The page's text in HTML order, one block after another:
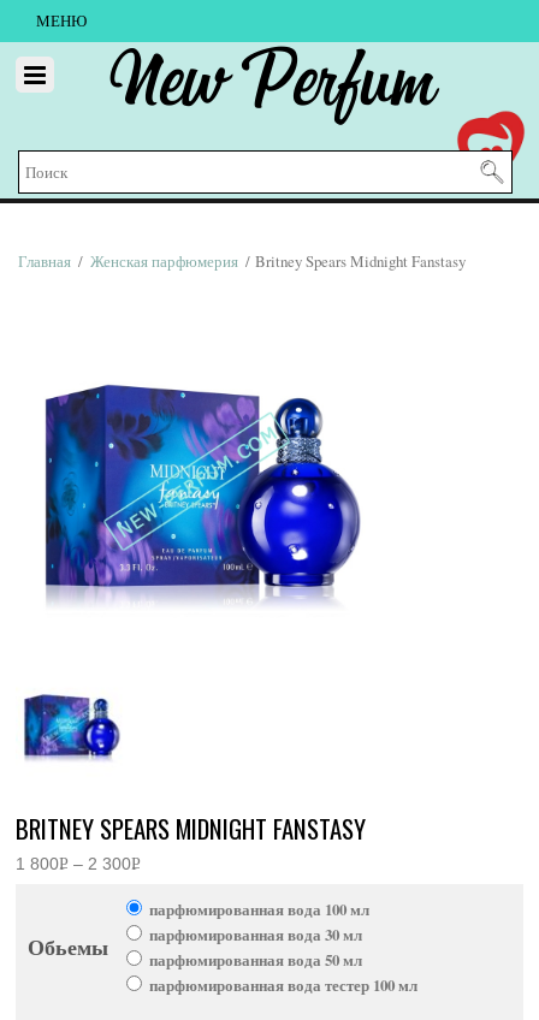
МЕНЮ
New Perfum
Главная / Женская парфюмерия / Britney Spears Midnight Fanstasy
BRITNEY SPEARS MIDNIGHT FANSTASY
1 800Р – 2 300Р
Обьемы
парфюмированная вода 100 мл
парфюмированная вода 30 мл
парфюмированная вода 50 мл
парфюмированная вода тестер 100 мл